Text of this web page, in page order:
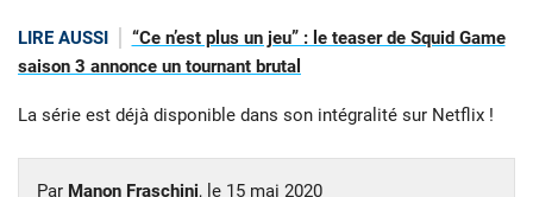
LIRE AUSSI
“Ce n’est plus un jeu” : le teaser de Squid Game
saison 3 annonce un tournant brutal
La série est déjà disponible dans son intégralité sur Netflix !
Par Manon Fraschini, le 15 mai 2020